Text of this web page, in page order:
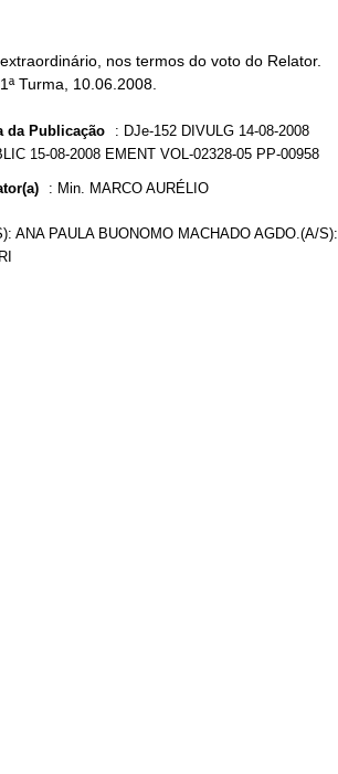
nos termos do voto do Relator.
Turma, 10.06.2008.
da Publicação : DJe-152 DIVULG 14-08-2008
15-08-2008 EMENT VOL-02328-05 PP-00958
: Min. MARCO AURÉLIO
ANA PAULA BUONOMO MACHADO AGDO.(A/S):